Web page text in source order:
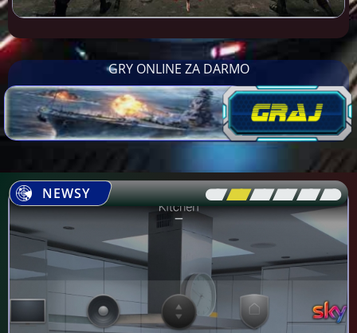
GRY ONLINE ZA DARMO
NEWSY [\ \\ \\ \\ \\ \]